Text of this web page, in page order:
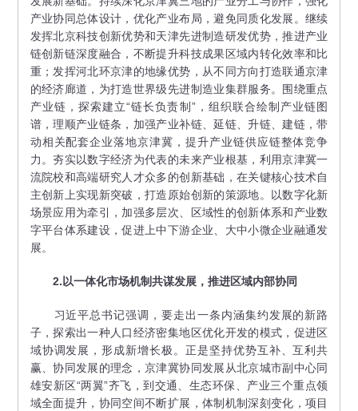
产业协同总体设计，优化产业布局，避免同质化发展。继续
发挥北京科技创新优势和天津先进制造研发优势，推进产业
链创新链深度融合，不断提升科技成果区域内转化效率和比
重；发挥河北环京津的地缘优势，从不同方向打造联通京津
的经济廊道，为打造世界级先进制造业集群服务。围绕重点
产业链，探索建立“链长负责制”，组织联合绘制产业链图
谱，理顺产业链条，加强产业补链、延链、升链、建链，带
动相关配套企业落地京津冀，提升产业链供应链整体竞争
力。夯实以数字经济为代表的未来产业根基，利用京津冀一
流院校和高端研究人才众多的创新基础，在关键核心技术自
主创新上实现新突破，打造原始创新的策源地。以数字化新
场景应用为牵引，加强多层次、区域性的创新体系和产业数
字平台体系建设，促进上中下游企业、大中小微企业融通发
展。
2.以一体化市场机制共谋发展，推进区域内部协同
习近平总书记强调，要走出一条内涵集约发展的新路
子，探索出一种人口经济密集地区优化开发的模式，促进区
域协调发展，形成新增长极。正是坚持优势互补、互利共
赢、协同发展的理念，京津冀协同发展从北京城市副中心同
雄安新区“两翼”齐飞，到交通、生态环保、产业三个重点领
域全面提升，协同空间不断扩展，体制机制深刻变化，项目